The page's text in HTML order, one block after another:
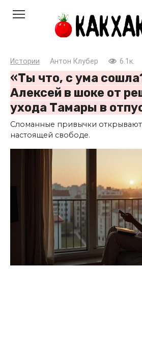
Истории Антон Клубер 6.1к.
«Ты что, с ума
Алексей в шоке от
ухода Тамары в
Сломанные привычки
настоящей свободе.